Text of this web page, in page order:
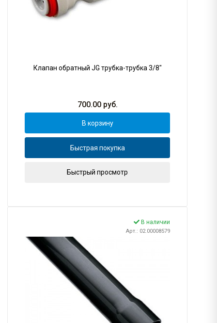
Клапан обратный JG трубка-трубка 3/8"
700.00руб.
В корзину
Быстрая покупка
Быстрый просмотр
В наличии
Арт.: 02.00008579